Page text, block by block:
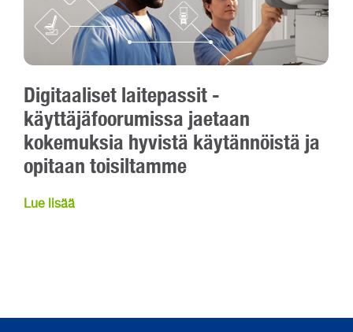
Digitaaliset laitepassit -
käyttäjäfoorumissa jaetaan
kokemuksia hyvistä käytännöistä ja
opitaan toisiltamme
Lue lisää